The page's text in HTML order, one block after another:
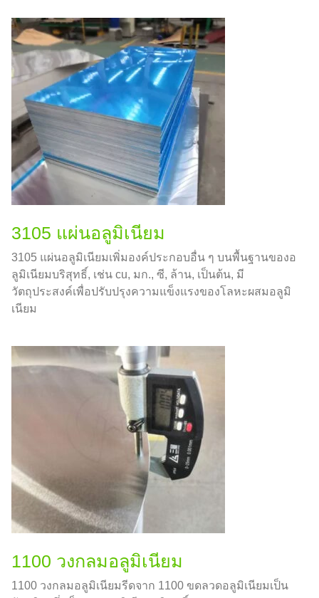
3105 แผ่นอลูมิเนียม
3105 แผ่นอลูมิเนียมเพิ่มองค์ประกอบอื่น ๆ บนพื้นฐานของอ
ลูมิเนียมบริสุทธิ์, เช่น cu, มก., ซี, ล้าน, เป็นต้น, มี
วัตถุประสงค์เพื่อปรับปรุงความแข็งแรงของโลหะผสมอลูมิ
เนียม
1100 วงกลมอลูมิเนียม
1100 วงกลมอลูมิเนียมรีดจาก 1100 ขดลวดอลูมิเนียมเป็น